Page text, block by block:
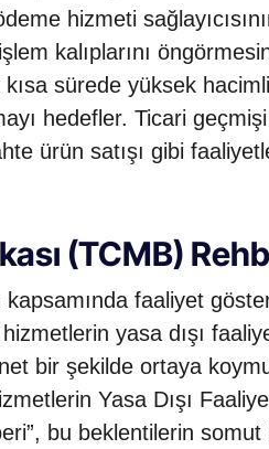
hizmeti
kalıplarını
sürede yüksek
hedefler. Ticari
ürün satışı gibi
(TCMB)
kapsamında faaliyet
yasa dışı
bir şekilde ortaya
Yasa Dışı
bu beklentilerin